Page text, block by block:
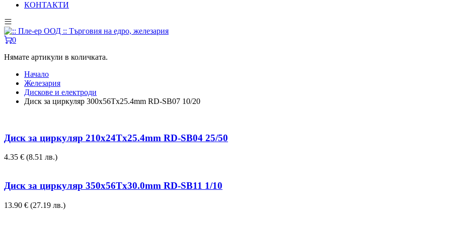
КОНТАКТИ
0
Нямате артикули в количката.
Начало
Железария
Дискове и електроди
Диск за циркуляр 300x56Tx25.4mm RD-SB07 10/20
Диск за циркуляр 210x24Tx25.4mm RD-SB04 25/50
4.35 € (8.51 лв.)
Диск за циркуляр 350x56Tx30.0mm RD-SB11 1/10
13.90 € (27.19 лв.)